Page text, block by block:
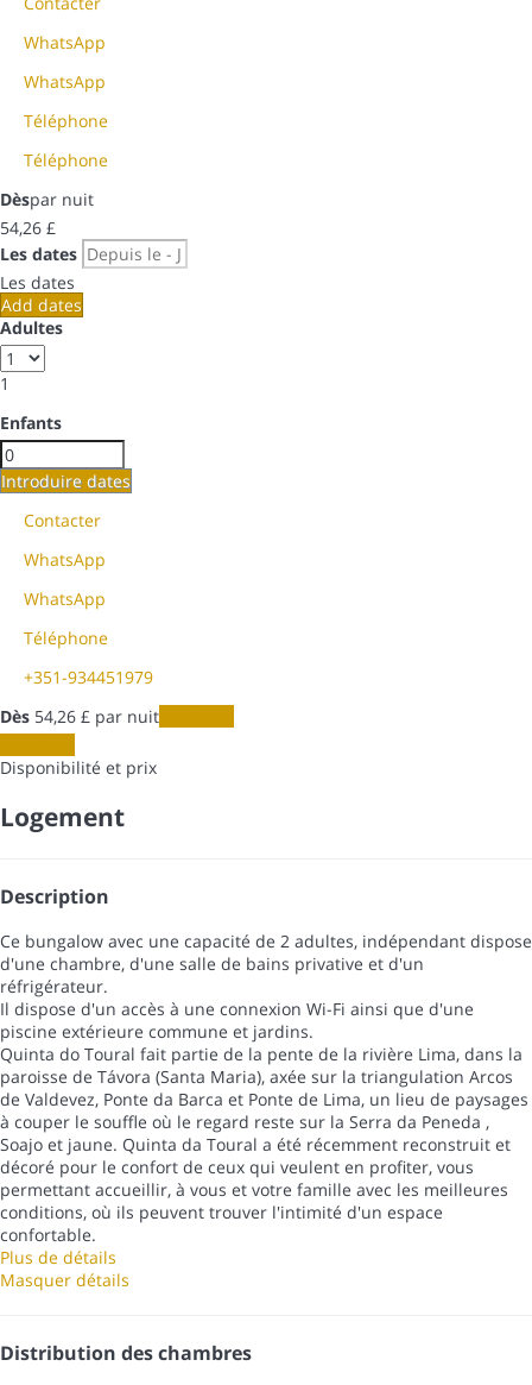
WhatsApp
WhatsApp
Téléphone
Téléphone
Dèspar nuit
54,26 £
Les dates
Les dates
Add dates
Adultes
1
Enfants
Introduire dates
Contacter
WhatsApp
WhatsApp
Téléphone
+351-934451979
Dès 54,26 £ par nuit
Disponibilité et prix
Logement
Description
Ce bungalow avec une capacité de 2 adultes, indépendant dispose
d'une chambre, d'une salle de bains privative et d'un
réfrigérateur.
Il dispose d'un accès à une connexion Wi-Fi ainsi que d'une
piscine extérieure commune et jardins.
Quinta do Toural fait partie de la pente de la rivière Lima, dans la
paroisse de Távora (Santa Maria), axée sur la triangulation Arcos
de Valdevez, Ponte da Barca et Ponte de Lima, un lieu de paysages
à couper le souffle où le regard reste sur la Serra da Peneda ,
Soajo et jaune. Quinta da Toural a été récemment reconstruit et
décoré pour le confort de ceux qui veulent en profiter, vous
permettant accueillir, à vous et votre famille avec les meilleures
conditions, où ils peuvent trouver l'intimité d'un espace
confortable.
Plus de détails
Masquer détails
Distribution des chambres